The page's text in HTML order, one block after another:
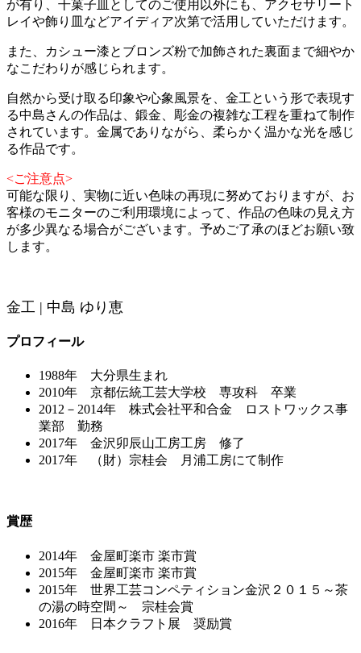
が有り、干菓子皿としてのご使用以外にも、アクセサリート
レイや飾り皿などアイディア次第で活用していただけます。
また、カシュー漆とブロンズ粉で加飾された裏面まで細やか
なこだわりが感じられます。
自然から受け取る印象や心象風景を、金工という形で表現す
る中島さんの作品は、鍛金、彫金の複雑な工程を重ねて制作
されています。金属でありながら、柔らかく温かな光を感じ
る作品です。
<ご注意点>
可能な限り、実物に近い色味の再現に努めておりますが、お
客様のモニターのご利用環境によって、作品の色味の見え方
が多少異なる場合がございます。予めご了承のほどお願い致
します。
金工 | 中島 ゆり恵
プロフィール
1988年 大分県生まれ
2010年 京都伝統工芸大学校 専攻科 卒業
2012－2014年 株式会社平和合金 ロストワックス事
業部 勤務
2017年 金沢卯辰山工房工房 修了
2017年 （財）宗桂会 月浦工房にて制作
賞歴
2014年 金屋町楽市 楽市賞
2015年 金屋町楽市 楽市賞
2015年 世界工芸コンペティション金沢２０１５～茶
の湯の時空間～ 宗桂会賞
2016年 日本クラフト展 奨励賞